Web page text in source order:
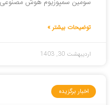
توضیحات بیشتر »
اردیبهشت 30, 1403
اخبار برگزیده